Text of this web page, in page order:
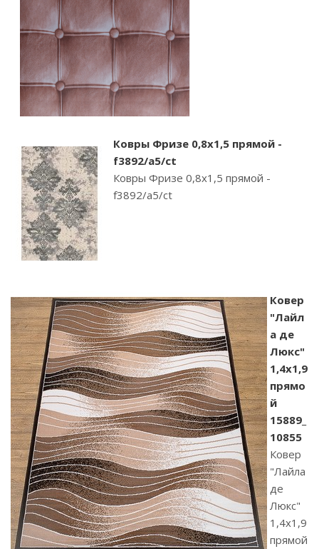
Ковры Фризе 0,8х1,5 прямой -
f3892/a5/ct
Ковры Фризе 0,8х1,5 прямой -
f3892/a5/ct
Ковер
"Лайл
а де
Люкс"
1,4х1,9
прямо
й
15889_
10855
Ковер
"Лайла
де
Люкс"
1,4х1,9
прямой